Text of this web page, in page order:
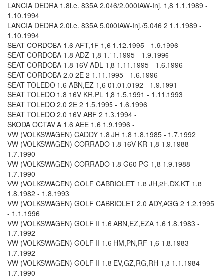
LANCIA DEDRA 1.8i.e. 835A 2.046/2.000IAW-Inj. 1,8 1.1.1989 -
1.10.1994
LANCIA DEDRA 2.0i.e. 835A 5.000IAW-Inj./5.046 2 1.1.1989 -
1.10.1994
SEAT CORDOBA 1.6 AFT,1F 1,6 1.12.1995 - 1.9.1996
SEAT CORDOBA 1.8 ADZ 1,8 1.11.1995 - 1.9.1996
SEAT CORDOBA 1.8 16V ADL 1,8 1.11.1995 - 1.6.1996
SEAT CORDOBA 2.0 2E 2 1.11.1995 - 1.6.1996
SEAT TOLEDO 1.6 ABN,EZ 1,6 01.01.0192 - 1.9.1991
SEAT TOLEDO 1.8 16V KR,PL 1,8 1.5.1991 - 1.11.1993
SEAT TOLEDO 2.0 2E 2 1.5.1995 - 1.6.1996
SEAT TOLEDO 2.0 16V ABF 2 1.3.1994 -
SKODA OCTAVIA 1.6 AEE 1,6 1.9.1996 -
VW (VOLKSWAGEN) CADDY 1.8 JH 1,8 1.8.1985 - 1.7.1992
VW (VOLKSWAGEN) CORRADO 1.8 16V KR 1,8 1.9.1988 -
1.7.1990
VW (VOLKSWAGEN) CORRADO 1.8 G60 PG 1,8 1.9.1988 -
1.7.1990
VW (VOLKSWAGEN) GOLF CABRIOLET 1.8 JH,2H,DX,KT 1,8
1.8.1982 - 1.8.1993
VW (VOLKSWAGEN) GOLF CABRIOLET 2.0 ADY,AGG 2 1.2.1995
- 1.1.1996
VW (VOLKSWAGEN) GOLF II 1.6 ABN,EZ,EZA 1,6 1.8.1983 -
1.7.1992
VW (VOLKSWAGEN) GOLF II 1.6 HM,PN,RF 1,6 1.8.1983 -
1.7.1992
VW (VOLKSWAGEN) GOLF II 1.8 EV,GZ,RG,RH 1,8 1.1.1984 -
1.7.1990